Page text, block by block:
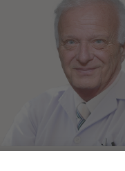
Rueff, diplômé